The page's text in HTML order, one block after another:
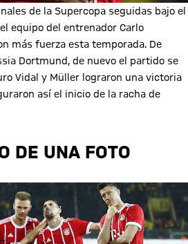
de la Supercopa seguidas bajo el
equipo del entrenador Carlo
más fuerza esta temporada. De
Dortmund, de nuevo el partido se
Vidal y Müller lograron una victoria
así el inicio de la racha de
DE UNA FOTO